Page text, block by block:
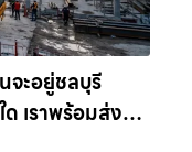
จะอยู่ชลบุรี
เราพร้อมส่งรถ